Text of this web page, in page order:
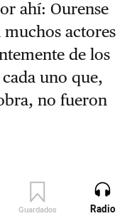
Guardados Revista
ahí: Ourense
actores
de los
uno que,
no fueron
Radio